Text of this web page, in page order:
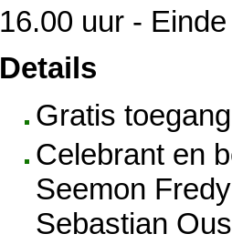
16.00 uur - Einde
Details
Gratis toegang
Celebrant en
Seemon
Sebastian